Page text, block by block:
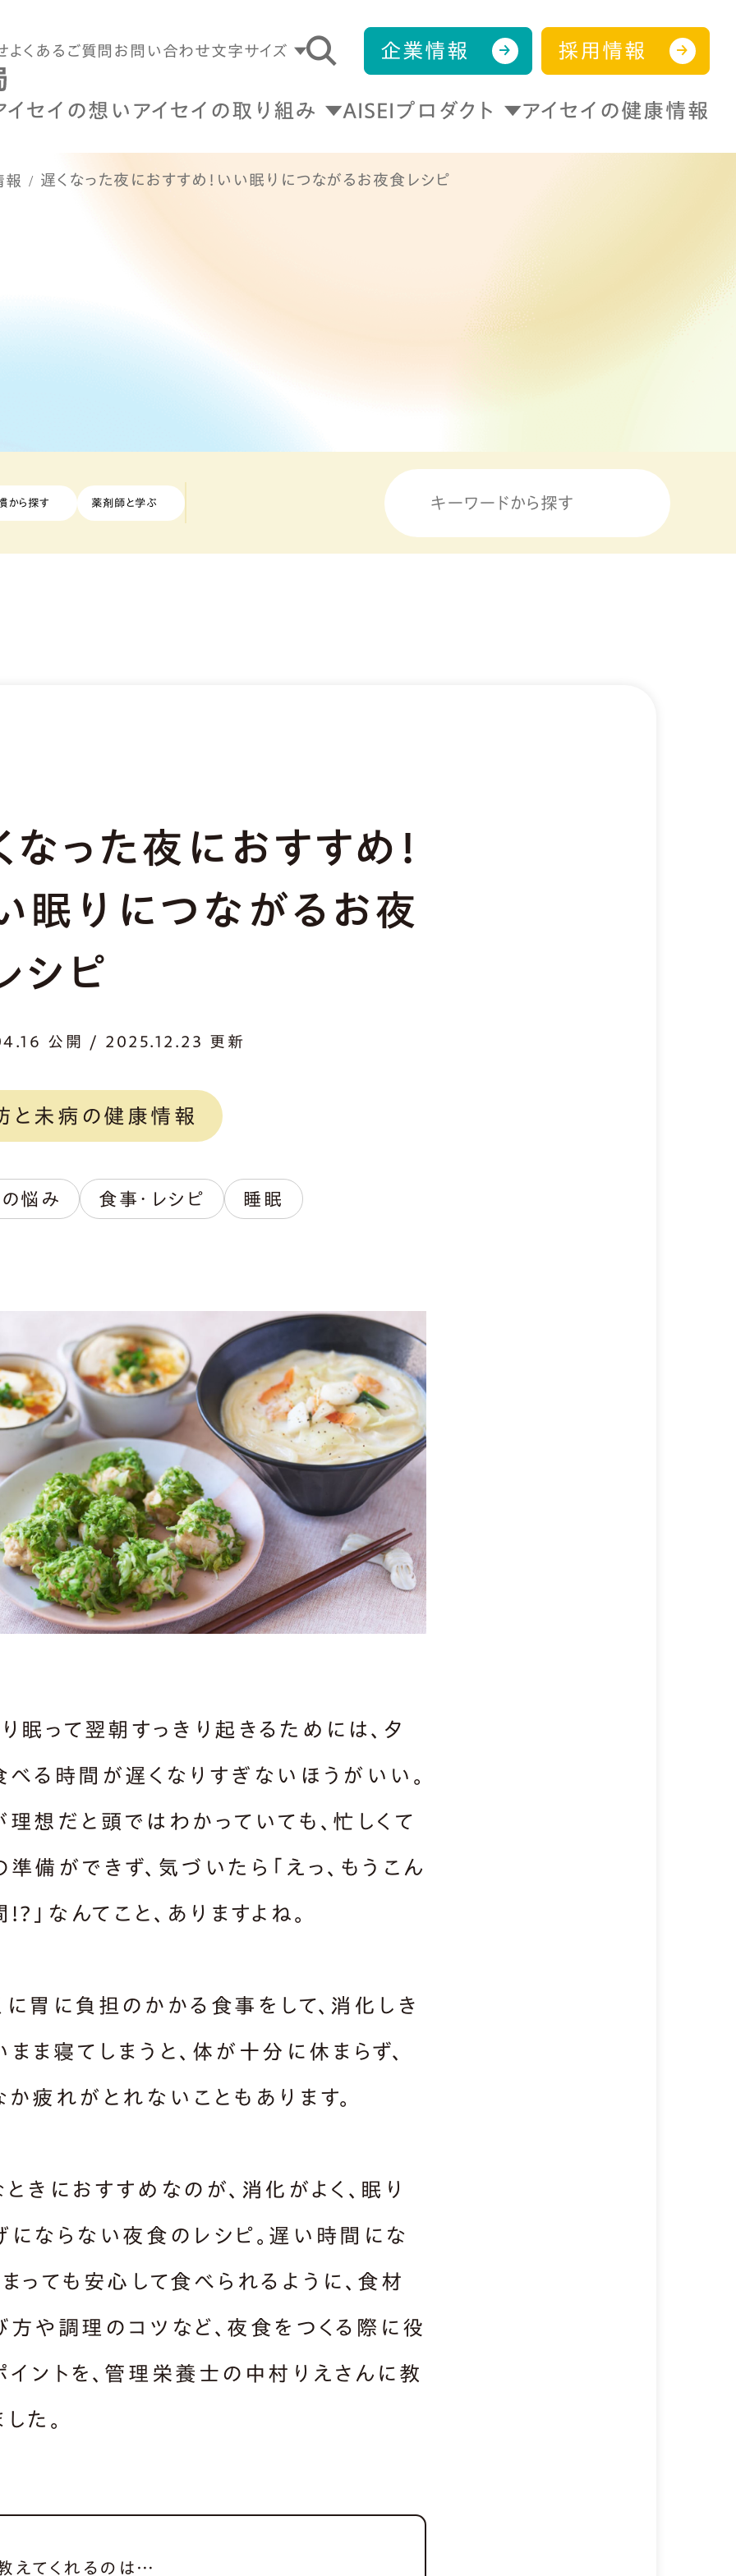
よくあるご質問 お問い合わせ文字サイズ 企業情報 採用情報
イセイの想い アイセイの取り組み AISEIプロダクト アイセイの健康情報
報 遅くなった夜におすすめ！いい眠りにつながるお夜食レシピ
から探す 薬剤師と学ぶ
なった夜におすすめ！
眠りにつながるお夜
シピ
公開 / 2025.12.23 更新
と未病の健康情報
悩み 食事・レシピ 睡眠
眠って翌朝すっきり起きるためには、夕
べる時間が遅くなりすぎないほうがいい。
理想だと頭ではわかっていても、忙しくて
備ができず、気づいたら「えっ、もうこん
」なんてこと、ありますよね。
に胃に負担のかかる食事をして、消化しき
ま寝てしまうと、体が十分に休まらず、
か疲れがとれないこともあります。
きにおすすめなのが、消化がよく、眠り
にならない夜食のレシピ。遅い時間にな
っても安心して食べられるように、食材
方や調理のコツなど、夜食をつくる際に役
イントを、管理栄養士の中村りえさんに教
た。
えてくれるのは…